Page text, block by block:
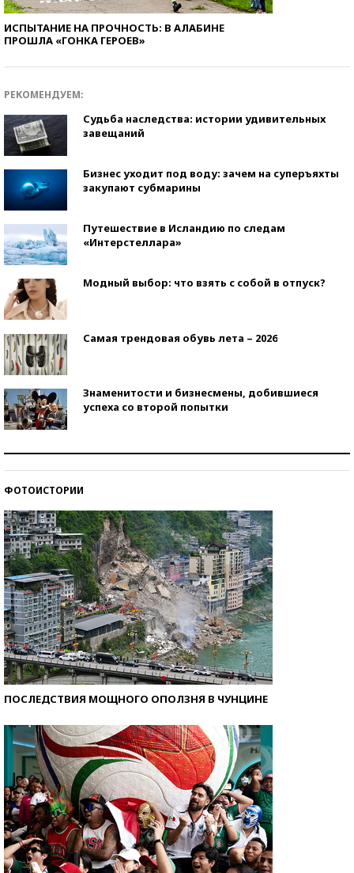
ИСПЫТАНИЕ НА ПРОЧНОСТЬ: В АЛАБИНЕ
ПРОШЛА «ГОНКА ГЕРОЕВ»
РЕКОМЕНДУЕМ:
Судьба наследства: истории удивительных
завещаний
Бизнес уходит под воду: зачем на суперъяхты
закупают субмарины
Путешествие в Исландию по следам
«Интерстеллара»
Модный выбор: что взять с собой в отпуск?
Самая трендовая обувь лета – 2026
Знаменитости и бизнесмены, добившиеся
успеха со второй попытки
ФОТОИСТОРИИ
ПОСЛЕДСТВИЯ МОЩНОГО ОПОЛЗНЯ В ЧУНЦИНЕ